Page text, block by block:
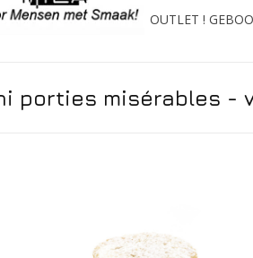
OUTLET !
porties misérables -